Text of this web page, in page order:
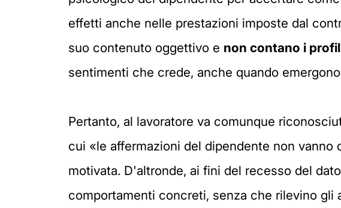
effetti anche nelle prestazioni imposte dal
suo contenuto oggettivo e non contano i
sentimenti che crede, anche quando
Pertanto, al lavoratore va comunque
cui «le affermazioni del dipendente non
motivata. D'altronde, ai fini del recesso del
comportamenti concreti, senza che rilevino gli